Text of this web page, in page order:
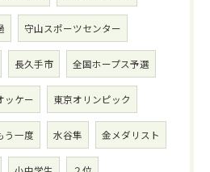
守山スポーツセンター
長久手市 全国ホープス予選
ッケー 東京オリンピック
う一度 水谷隼 金メダリスト